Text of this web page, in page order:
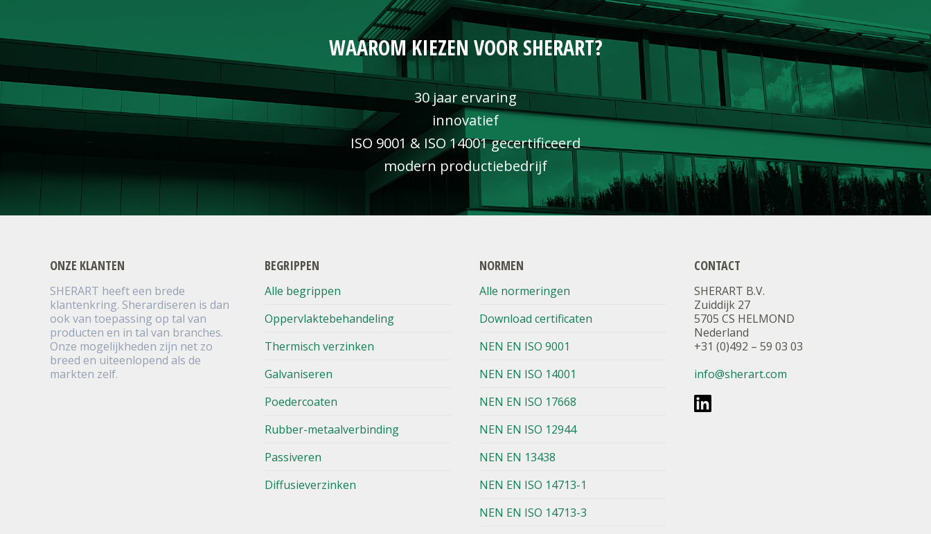
WAAROM KIEZEN VOOR SHERART?
30 jaar ervaring
innovatief
ISO 9001 & ISO 14001 gecertificeerd
modern productiebedrijf
ONZE KLANTEN
SHERART heeft een brede
klantenkring. Sherardiseren is dan
ook van toepassing op tal van
producten en in tal van branches.
Onze mogelijkheden zijn net zo
breed en uiteenlopend als de
markten zelf.
BEGRIPPEN
Alle begrippen
Oppervlaktebehandeling
Thermisch verzinken
Galvaniseren
Poedercoaten
Rubber-metaalverbinding
Passiveren
Diffusieverzinken
NORMEN
Alle normeringen
Download certificaten
NEN EN ISO 9001
NEN EN ISO 14001
NEN EN ISO 17668
NEN EN ISO 12944
NEN EN 13438
NEN EN ISO 14713-1
NEN EN ISO 14713-3
CONTACT
SHERART B.V.
Zuiddijk 27
5705 CS HELMOND
Nederland
+31 (0)492 – 59 03 03
info@sherart.com